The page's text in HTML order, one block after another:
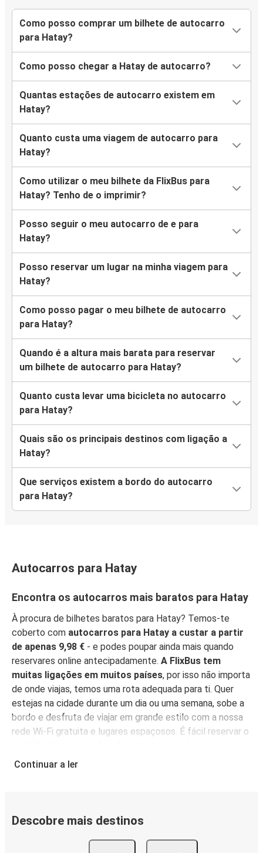
Como posso comprar um bilhete de autocarro
para Hatay?
Como posso chegar a Hatay de autocarro?
Quantas estações de autocarro existem em
Hatay?
Quanto custa uma viagem de autocarro para
Hatay?
Como utilizar o meu bilhete da FlixBus para
Hatay? Tenho de o imprimir?
Posso seguir o meu autocarro de e para
Hatay?
Posso reservar um lugar na minha viagem para
Hatay?
Como posso pagar o meu bilhete de autocarro
para Hatay?
Quando é a altura mais barata para reservar
um bilhete de autocarro para Hatay?
Quanto custa levar uma bicicleta no autocarro
para Hatay?
Quais são os principais destinos com ligação a
Hatay?
Que serviços existem a bordo do autocarro
para Hatay?
Autocarros para Hatay
Encontra os autocarros mais baratos para Hatay
À procura de bilhetes baratos para Hatay? Temos-te
coberto com autocarros para Hatay a custar a partir
de apenas 9,98 € - e podes poupar ainda mais quando
reservares online antecipadamente. A FlixBus tem
muitas ligações em muitos países, por isso não importa
de onde viajas, temos uma rota adequada para ti. Quer
estejas na cidade durante um dia ou uma semana, sobe a
bordo e desfruta de viajar em grande estilo com a nossa
rede Wi-Fi gratuita e lugares espaçosos. É fácil reservar o
todos.Reserva online, pessoalmente num ponto de
motorista quando entrares no autocarro. Para os bilhetes
mais cedo reservares, mais barato será o teu bilhete!
Continuar a ler
Descobre mais destinos